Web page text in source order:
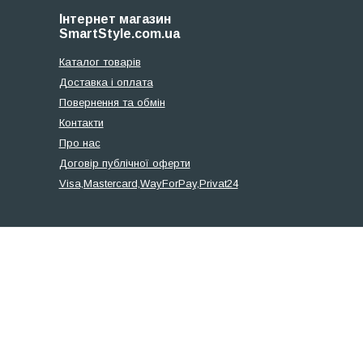
Інтернет магазин
SmartStyle.com.ua
Каталог товарів
Доставка і оплата
Повернення та обмін
Контакти
Про нас
Договір публічної оферти
Visa,Mastercard,WayForPay,Privat24